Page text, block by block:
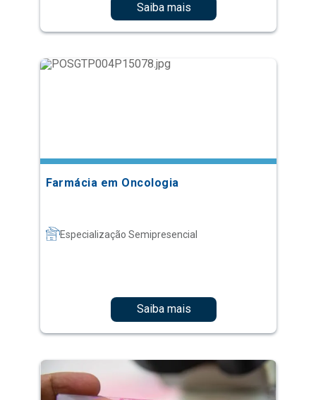
Saiba mais
Farmácia em Oncologia
Especialização Semipresencial
Saiba mais